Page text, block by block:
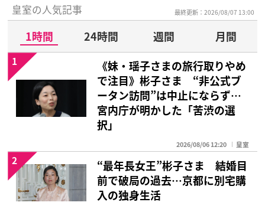
皇室の人気記事 最終更新：2026/08/07 13:00
1時間 24時間 週間
月間
《妹・瑶子さまの旅行取りやめ
で注目》彬子さま “非公式ブ
ータン訪問”は中止にならず…
宮内庁が明かした「苦渋の選
択」
2026/08/06 12:20 皇室
1
“最年長女王”彬子さま 結婚目
前で破局の過去…京都に別宅購
入の独身生活
2